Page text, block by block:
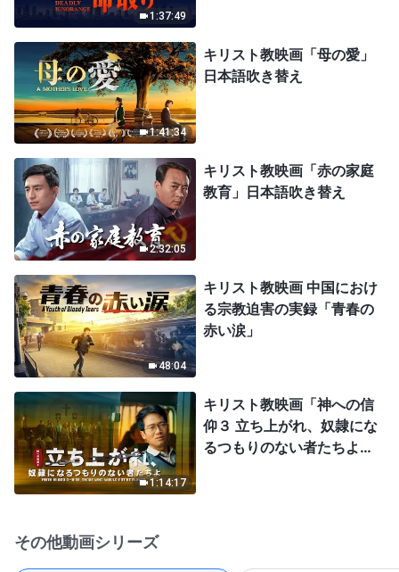
1:37:49
1:41:34
キリスト教映画「母の愛」
日本語吹き替え
2:32:05
キリスト教映画「赤の家庭
教育」日本語吹き替え
48:04
キリスト教映画 中国におけ
る宗教迫害の実録「青春の
赤い涙」
1:14:17
キリスト教映画「神への信
仰３ 立ち上がれ、奴隷にな
るつもりのない者たちよ」
その他動画シリーズ